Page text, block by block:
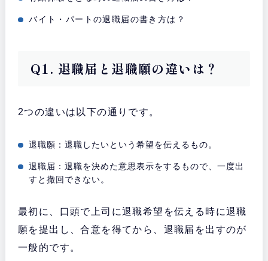
バイト・パートの退職届の書き方は？
Q1. 退職届と退職願の違いは？
2つの違いは以下の通りです。
退職願：退職したいという希望を伝えるもの。
退職届：退職を決めた意思表示をするもので、一度出
すと撤回できない。
最初に、口頭で上司に退職希望を伝える時に退職
願を提出し、合意を得てから、退職届を出すのが
一般的です。